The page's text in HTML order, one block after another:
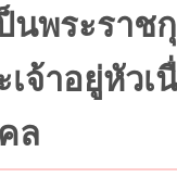
นพระราช
จ้าอยู่หัวเ
ล